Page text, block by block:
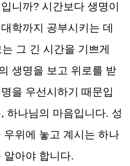
니까? 시간보다 생명이
학까지 공부시키는 데
그 긴 시간을 기쁘게
생명을 보고 위로를 받
을 우선시하기 때문입
하나님의 마음입니다. 성
위에 놓고 계시는 하나
알아야 합니다.